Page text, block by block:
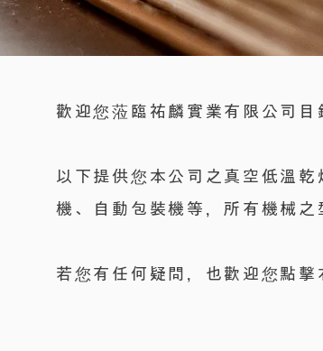
歡迎您蒞臨祐麟實業有限公司目
以下提供您本公司之真空低溫
機、自動包裝機等，所有機械之
若您有任何疑問，也歡迎您點